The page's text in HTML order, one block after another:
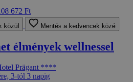
672 Ft
közül Mentés a kedvencek közé
élmények wellnessel
Prägant ****
3-tól 3 napig